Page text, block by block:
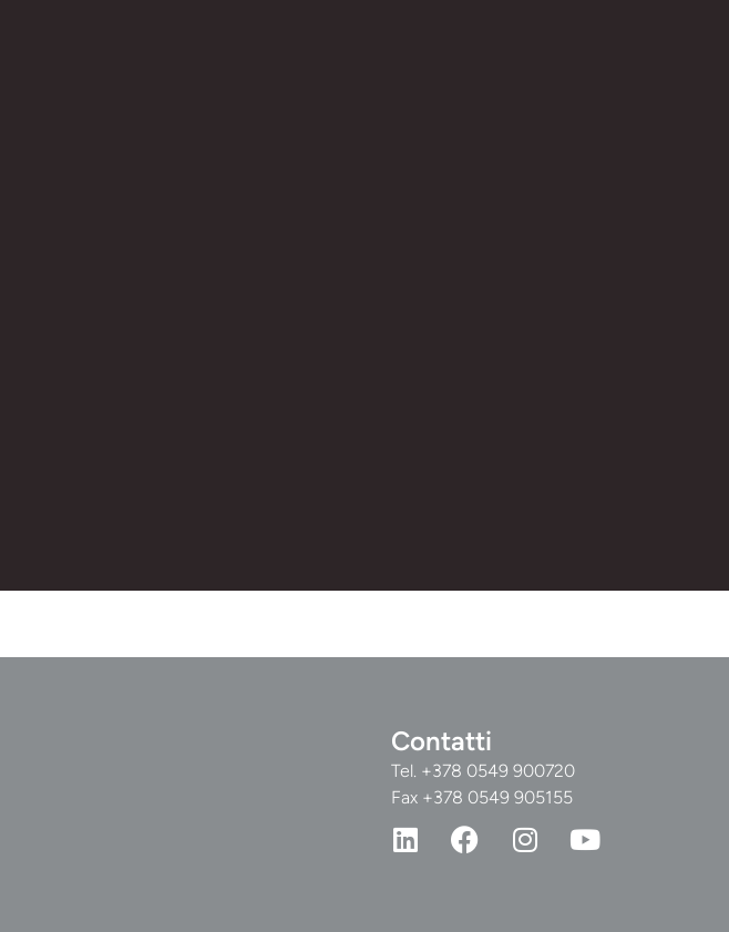
Contatti
Tel. +378 0549 900720
Fax +378 0549 905155